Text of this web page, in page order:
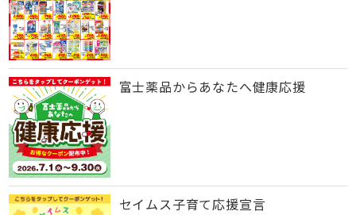
富士薬品からあなたへ健康応援
セイムス子育て応援宣言